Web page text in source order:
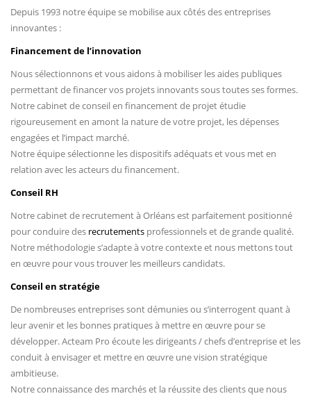
Depuis 1993 notre équipe se mobilise aux côtés des entreprises
innovantes :
Financement de l’innovation
Nous sélectionnons et vous aidons à mobiliser les aides publiques
permettant de financer vos projets innovants sous toutes ses formes.
Notre cabinet de conseil en financement de projet étudie
rigoureusement en amont la nature de votre projet, les dépenses
engagées et l’impact marché.
Notre équipe sélectionne les dispositifs adéquats et vous met en
relation avec les acteurs du financement.
Conseil RH
Notre cabinet de recrutement à Orléans est parfaitement positionné
pour conduire des recrutements professionnels et de grande qualité.
Notre méthodologie s’adapte à votre contexte et nous mettons tout
en œuvre pour vous trouver les meilleurs candidats.
Conseil en stratégie
De nombreuses entreprises sont démunies ou s’interrogent quant à
leur avenir et les bonnes pratiques à mettre en œuvre pour se
développer. Acteam Pro écoute les dirigeants / chefs d’entreprise et les
conduit à envisager et mettre en œuvre une vision stratégique
ambitieuse.
Notre connaissance des marchés et la réussite des clients que nous